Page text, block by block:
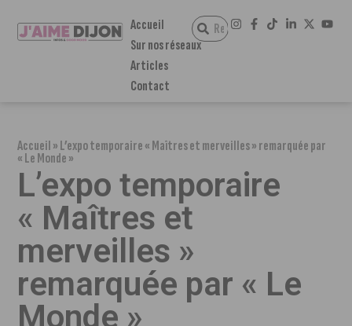
Accueil
Sur nos réseaux
Articles
Contact
Accueil»L’expo temporaire « Maîtres et merveilles » remarquée par
« Le Monde »
L’expo temporaire
« Maîtres et
merveilles »
remarquée par « Le
Monde »